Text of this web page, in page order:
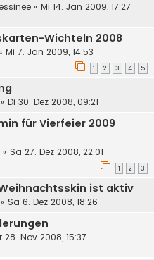
« Mi 14. Jan 2009, 17:27
Wichteln 2008
Mi 7. Jan 2009, 14:53
1 2 3 4 5
« Di 30. Dez 2008, 09:21
für Vierfeier 2009
« Sa 27. Dez 2008, 22:01
1 2 3
ist aktiv
« Sa 6. Dez 2008, 18:26
28. Nov 2008, 15:37